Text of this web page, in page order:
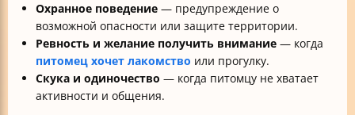
Охранное поведение — предупреждение о
возможной опасности или защите территории.
Ревность и желание получить внимание — когда
питомец хочет лакомство или прогулку.
Скука и одиночество — когда питомцу не хватает
активности и общения.